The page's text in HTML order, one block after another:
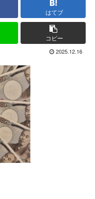
はてブ
コピー
2025.12.16